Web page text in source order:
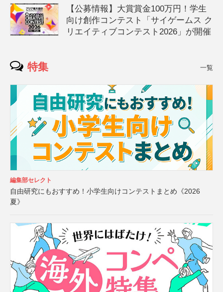
【公募情報】大賞賞金100万円！学生
向け創作コンテスト「サイゲームス ク
リエイティブコンテスト2026」が開催
特集 一覧
編集部セレクト
自由研究にもおすすめ！小学生向けコンテストまとめ《2026
夏》